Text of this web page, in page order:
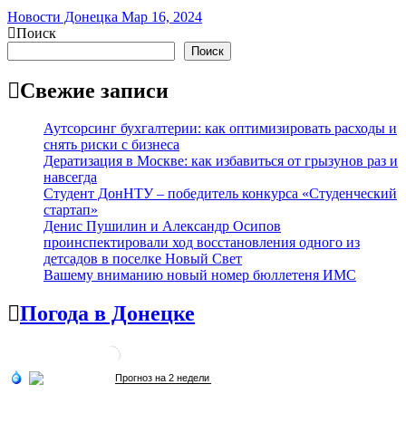
Новости Донецка Мар 16, 2024
Поиск
Поиск
Свежие записи
Аутсорсинг бухгалтерии: как оптимизировать расходы и
снять риски с бизнеса
Дератизация в Москве: как избавиться от грызунов раз и
навсегда
Студент ДонНТУ – победитель конкурса «Студенческий
стартап»
Денис Пушилин и Александр Осипов
проинспектировали ход восстановления одного из
детсадов в поселке Новый Свет
Вашему вниманию новый номер бюллетеня ИМС
Погода в Донецке